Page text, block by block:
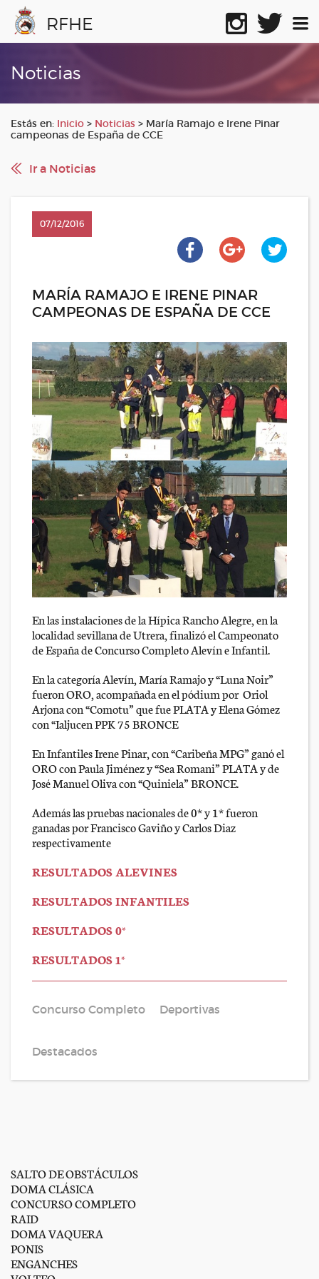
RFHE
Noticias
Estás en: Inicio > Noticias > María Ramajo e Irene Pinar
campeonas de España de CCE
Ir a Noticias
07/12/2016
MARÍA RAMAJO E IRENE PINAR
CAMPEONAS DE ESPAÑA DE CCE
En las instalaciones de la Hípica Rancho Alegre, en la
localidad sevillana de Utrera, finalizó el Campeonato
de España de Concurso Completo Alevín e Infantil.
En la categoría Alevín, María Ramajo y “Luna Noir”
fueron ORO, acompañada en el pódium por Oriol
Arjona con “Comotu” que fue PLATA y Elena Gómez
con “Ialjucen PPK 75 BRONCE
En Infantiles Irene Pinar, con “Caribeña MPG” ganó el
ORO con Paula Jiménez y “Sea Romani” PLATA y de
José Manuel Oliva con “Quiniela” BRONCE.
Además las pruebas nacionales de 0* y 1* fueron
ganadas por Francisco Gaviño y Carlos Diaz
respectivamente
RESULTADOS ALEVINES
RESULTADOS INFANTILES
RESULTADOS 0*
RESULTADOS 1*
Concurso Completo Deportivas
Destacados
SALTO DE OBSTÁCULOS
DOMA CLÁSICA
CONCURSO COMPLETO
RAID
DOMA VAQUERA
PONIS
ENGANCHES